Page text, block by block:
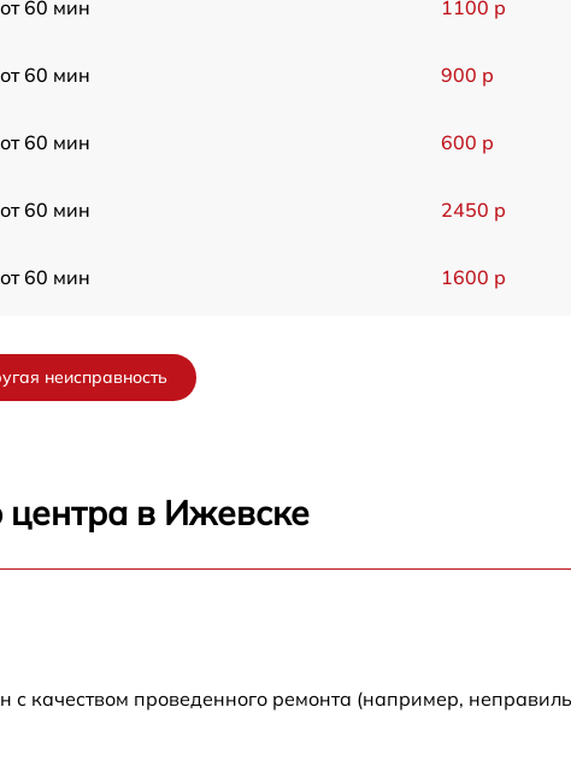
от 60 мин 1100 р
от 60 мин 900 р
от 60 мин 600 р
от 60 мин 2450 р
от 60 мин 1600 р
неисправность
центра в Ижевске
качеством проведенного ремонта (например,